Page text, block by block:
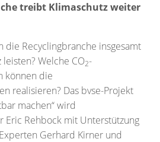
treibt Klimaschutz weiter
die Recyclingbranche insgesamt
Welche CO2-
können die
realisieren? Das bvse-Projekt
machen“ wird
Eric Rehbock mit Unterstützung
Gerhard Kirner und